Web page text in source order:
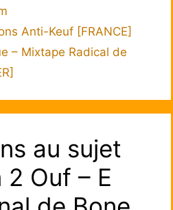
Anti-Keuf [FRANCE]
– Mixtape Radical de
au sujet
2 Ouf – E